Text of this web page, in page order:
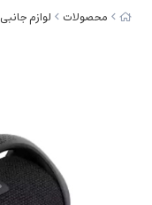
محصولات لوازم جانبی